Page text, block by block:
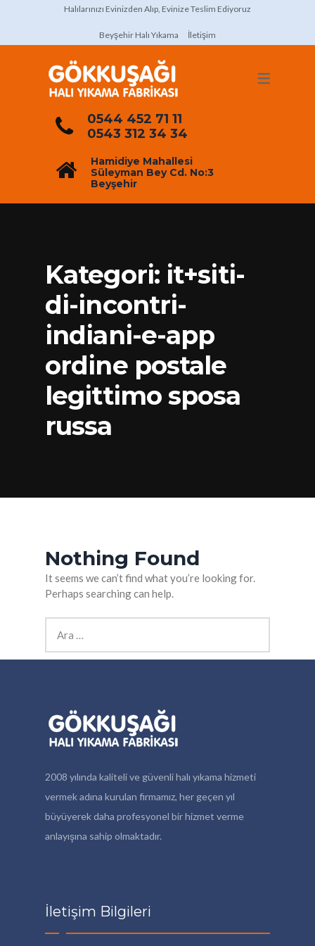
Halılarınızı Evinizden Alıp, Evinize Teslim Ediyoruz
Beyşehir Halı Yıkama İletişim
0544 452 71 11
0543 312 34 34
Hamidiye Mahallesi
Süleyman Bey Cd. No:3
Beyşehir
Kategori: it+siti-
di-incontri-
indiani-e-app
ordine postale
legittimo sposa
russa
Nothing Found
It seems we can’t find what you’re looking for.
Perhaps searching can help.
2008 yılında kaliteli ve güvenli halı yıkama hizmeti
vermek adına kurulan firmamız, her geçen yıl
büyüyerek daha profesyonel bir hizmet verme
anlayışına sahip olmaktadır.
İletişim Bilgileri